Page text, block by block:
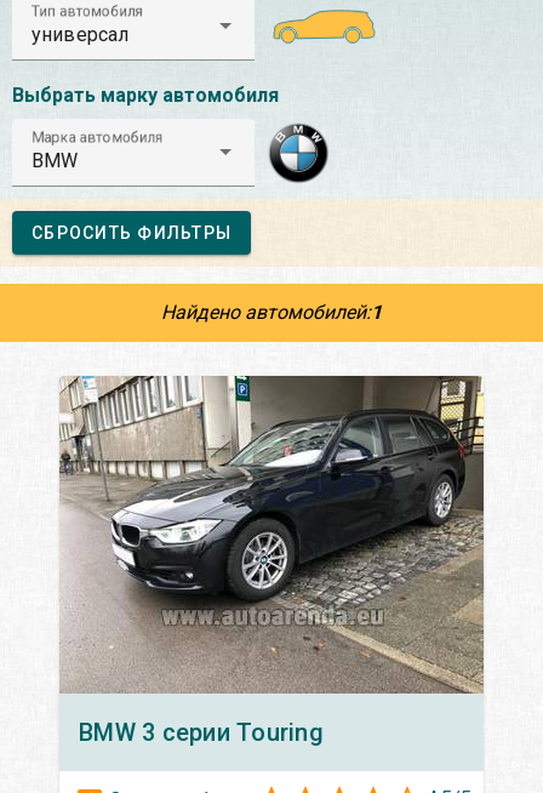
Тип автомобиля
универсал
Выбрать марку автомобиля
Марка автомобиля
BMW
СБРОСИТЬ ФИЛЬТРЫ
Найдено автомобилей:1
BMW 3 серии Touring